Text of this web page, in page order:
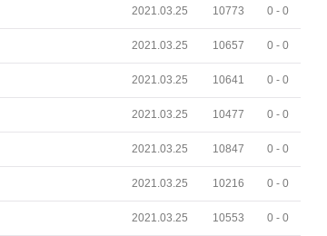
2021.03.25 10773 0 - 0
2021.03.25 10657 0 - 0
2021.03.25 10641 0 - 0
2021.03.25 10477 0 - 0
2021.03.25 10847 0 - 0
2021.03.25 10216 0 - 0
2021.03.25 10553 0 - 0